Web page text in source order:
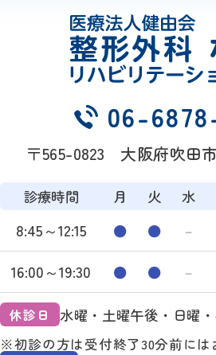
06-
〒565-0823 大阪府吹田
診療時間 月 火 水
8:45～12:15 ● ● －
16:00～19:30 ● ● －
休診日 水曜・土曜午後・日曜
※初診の方は受付終了30分前には